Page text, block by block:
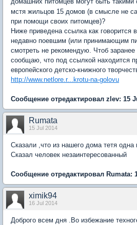
мстя жильцов 15 домов (в смысле не
при помощи своих питомцев)?
Ниже приведена ссылка как говорится
недавно поевшим (или принимающим
смотреть не рекомендую. Чтоб заранее
сообщаю, что под ссылкой находится
европейского детско-книжного
http://www.netlore.r...krotu-na-golovu
Сообщение отредактировал zlev: 15
Rumata
15 Jul 2014
Сказали ,что из нашего дома тетя
Сказал человек незаинтересованный
Сообщение отредактировал Rumata:
ximik94
16 Jul 2014
Доброго всем дня .Во избежание